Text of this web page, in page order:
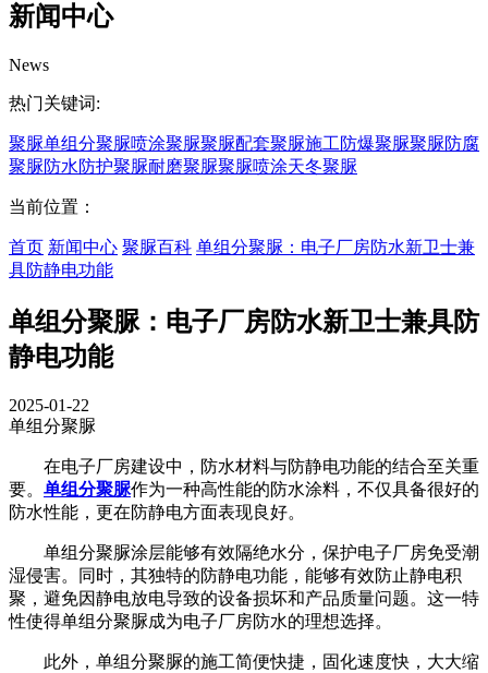
新闻中心
News
热门关键词:
聚脲单组分聚脲喷涂聚脲聚脲配套聚脲施工防爆聚脲聚脲防腐
聚脲防水防护聚脲耐磨聚脲聚脲喷涂天冬聚脲
当前位置：
首页 新闻中心 聚脲百科 单组分聚脲：电子厂房防水新卫士兼
具防静电功能
单组分聚脲：电子厂房防水新卫士兼具防
静电功能
2025-01-22
单组分聚脲
在电子厂房建设中，防水材料与防静电功能的结合至关重
要。 单组分聚脲作为一种高性能的防水涂料，不仅具备很好的
防水性能，更在防静电方面表现良好。
单组分聚脲涂层能够有效隔绝水分，保护电子厂房免受潮
湿侵害。同时，其独特的防静电功能，能够有效防止静电积
聚，避免因静电放电导致的设备损坏和产品质量问题。这一特
性使得单组分聚脲成为电子厂房防水的理想选择。
此外，单组分聚脲的施工简便快捷，固化速度快，大大缩